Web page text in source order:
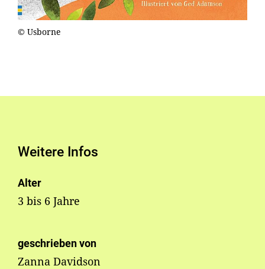
© Usborne
Weitere Infos
Alter
3 bis 6 Jahre
geschrieben von
Zanna Davidson